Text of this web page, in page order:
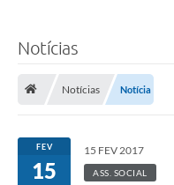
Turismo
Ouvidoria
Balcão de Empregos
Notícias
Notícias Notícia
FEV
15
15 FEV 2017
ASS. SOCIAL